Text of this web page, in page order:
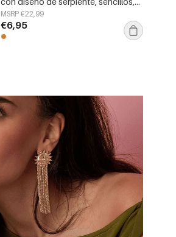
de la serie Daily Simple, joyería para
mujer.
MSRP €22,99
€6,95